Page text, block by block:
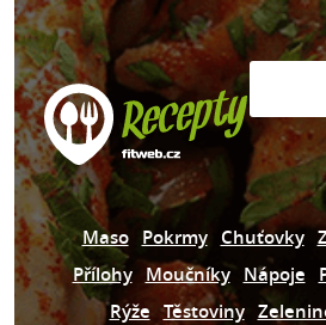
Maso Pokrmy Chuťovky
Přílohy Moučníky Nápoje
Rýže Těstoviny